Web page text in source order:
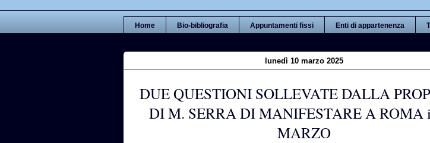
Home Bio-bibliografia Appuntamenti fissi Enti di appartenenza
lunedì 10 marzo 2025
DUE QUESTIONI SOLLEVATE DALLA
DI M. SERRA DI MANIFESTARE A ROMA
MARZO